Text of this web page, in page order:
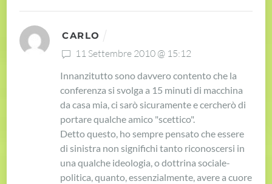
CARLO
11 Settembre 2010 @ 15:12
Innanzitutto sono davvero contento che la
conferenza si svolga a 15 minuti di macchina
da casa mia, ci sarò sicuramente e cercherò di
portare qualche amico "scettico".
Detto questo, ho sempre pensato che essere
di sinistra non significhi tanto riconoscersi in
una qualche ideologia, o dottrina sociale-
politica, quanto, essenzialmente, avere a cuore